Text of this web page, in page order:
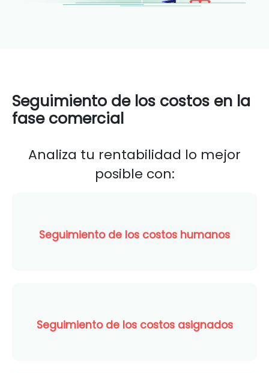
Seguimiento de los costos en la
fase comercial
Analiza tu rentabilidad lo mejor
posible con:
Seguimiento de los costos humanos
Seguimiento de los costos asignados